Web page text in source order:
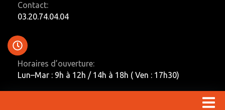
Contact:
03.20.74.04.04
Horaires d’ouverture:
Lun–Mar : 9h à 12h / 14h à 18h ( Ven : 17h30)